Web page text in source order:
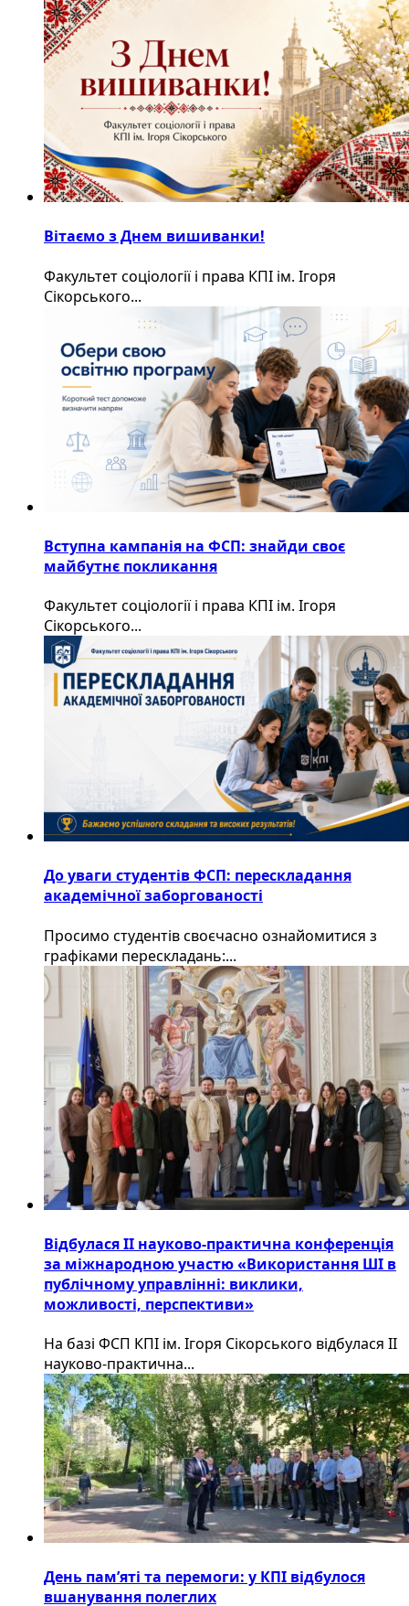
Вітаємо з Днем вишиванки!
Факультет соціології і права КПІ ім. Ігоря
Сікорського...
Вступна кампанія на ФСП: знайди своє
майбутнє покликання
Факультет соціології і права КПІ ім. Ігоря
Сікорського...
До уваги студентів ФСП: перескладання
академічної заборгованості
Просимо студентів своєчасно ознайомитися з
графіками перескладань:...
Відбулася ІІ науково-практична конференція
за міжнародною участю «Використання ШІ в
публічному управлінні: виклики,
можливості, перспективи»
На базі ФСП КПІ ім. Ігоря Сікорського відбулася ІІ
науково-практична...
День пам’яті та перемоги: у КПІ відбулося
вшанування полеглих